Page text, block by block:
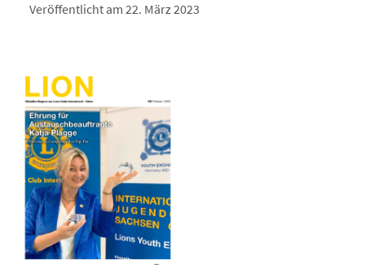
Veröffentlicht am 22. März 2023